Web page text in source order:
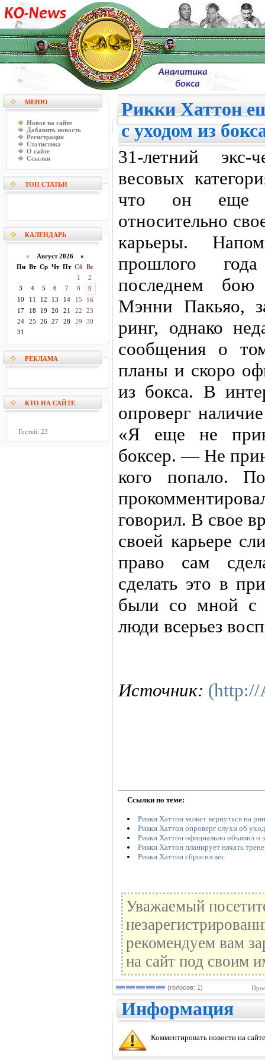
МЕНЮ
Новое на сайте
Добавить новость
Регистрация
Статистика
О сайте
Ссылки
ТОП СТАТЬИ
КАЛЕНДАРЬ
« Август 2026 »
Пн Вт Ср Чт Пт Сб Вс
1
2
3
4 5 6 7 8
9
10
11 12 13 14 15
16
17
18 19 20 21 22
23
24
25 26 27 28 29
30
31
РЕКЛАМА
КТО НА САЙТЕ
Гостей: 23
Рикки Хаттон
с уходом из
31-летний
весовых
что он еще
относительно
карьеры.
прошлого
последнем бою
Мэнни Пакьяо,
ринг, однако
сообщения о
планы и скоро
из бокса. В
опроверг
«Я еще не
боксер. — Не
кого попало.
говорил. В свое
своей карьере
право сам
сделать это в
были со мной с
люди всерьез
Источник:
Ссылки по теме:
Рикки Хаттон может вернуться на
Рикки Хаттон опроверг слухи об
Рикки Хаттон официально объявил о
Рикки Хаттон планирует начать
Рикки Хаттон сбросил вес
Уважаемый
рекомендуем вам
на сайт под своим
(голосов: 1)
Информация
Комментировать новости на